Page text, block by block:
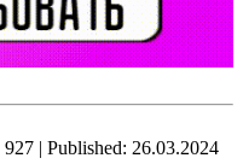
927 | Published: 26.03.2024